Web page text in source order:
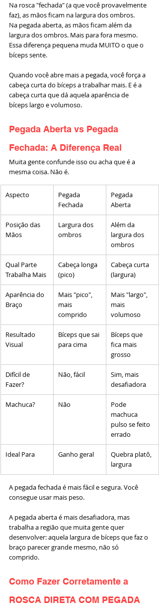
Na rosca "fechada" (a que você provavelmente
faz), as mãos ficam na largura dos ombros.
Na pegada aberta, as mãos ficam além da
largura dos ombros. Mais para fora mesmo.
Essa diferença pequena muda MUITO o que o
bíceps sente.
Quando você abre mais a pegada, você força a
cabeça curta do bíceps a trabalhar mais. E é a
cabeça curta que dá aquela aparência de
bíceps largo e volumoso.
Pegada Aberta vs Pegada
Fechada: A Diferença Real
Muita gente confunde isso ou acha que é a
mesma coisa. Não é.
Aspecto
Pegada
Fechada
Pegada
Aberta
Posição das
Mãos
Largura dos
ombros
Além da
largura dos
ombros
Qual Parte
Trabalha Mais
Cabeça longa
(pico)
Cabeça curta
(largura)
Aparência do
Braço
Mais "pico",
mais
comprido
Mais "largo",
mais
volumoso
Resultado
Visual
Bíceps que sai
para cima
Bíceps que
fica mais
grosso
Difícil de
Fazer?
Não, fácil
Sim, mais
desafiadora
Machuca? Não
Pode
machuca
pulso se feito
errado
Ideal Para Ganho geral
Quebra platô,
largura
A pegada fechada é mais fácil e segura. Você
consegue usar mais peso.
A pegada aberta é mais desafiadora, mas
trabalha a região que muita gente quer
desenvolver: aquela largura de bíceps que faz o
braço parecer grande mesmo, não só
comprido.
Como Fazer Corretamente a
ROSCA DIRETA COM PEGADA